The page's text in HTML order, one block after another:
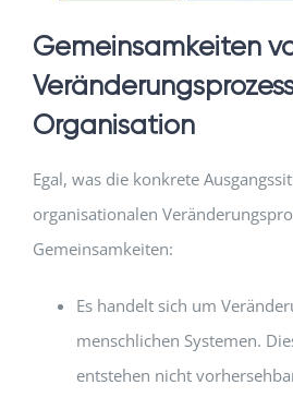
Gemeinsamkeiten
Organisation
Egal, was die konkrete
organisationalen
Gemeinsamkeiten:
Es handelt sich um
menschlichen Systemen.
entstehen nicht